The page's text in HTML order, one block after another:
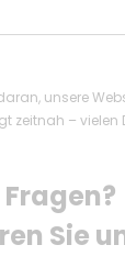
unsere
zeitnah – vielen
Sie